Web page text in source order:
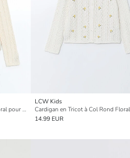
Cardigan en Tricot à Col Rond Floral pour Filles
LCW Kids
14.99 EUR